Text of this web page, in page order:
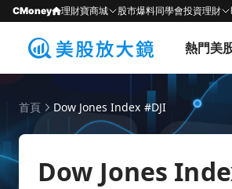
CMoney 理財寶商城 股市爆料同學會投資理財
熱門美
首頁 Dow Jones Index #DJI
Dow Jones